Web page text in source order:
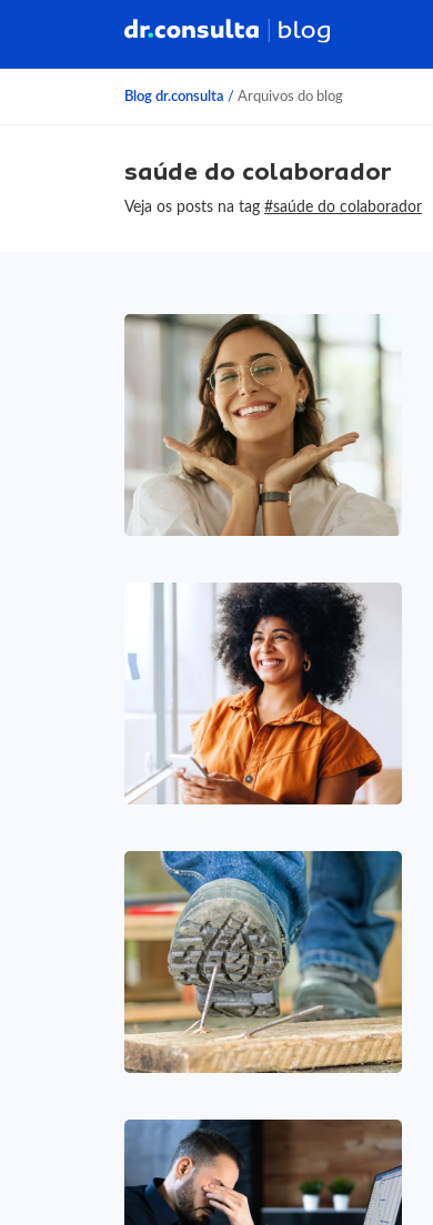
Blog dr.consulta / Arquivos do blog
saúde do colaborador
Veja os posts na tag #saúde do colaborador